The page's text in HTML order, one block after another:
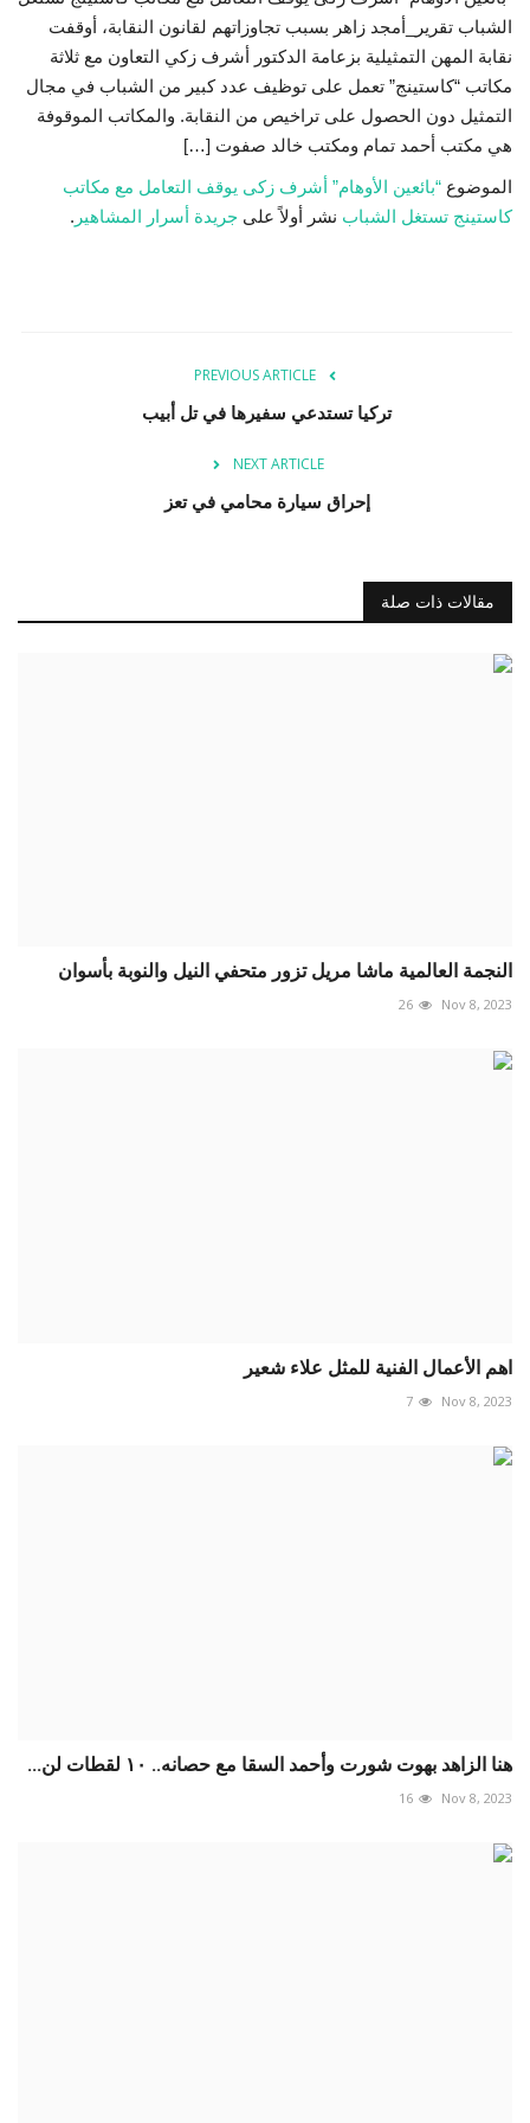
Language
English العربية
الشباب تقرير_أمجد زاهر بسبب تجاوزاتهم لقانون النقابة، أوقفت
نقابة المهن التمثيلية بزعامة الدكتور أشرف زكي التعاون مع ثلاثة
مكاتب “كاستينج” تعمل على توظيف عدد كبير من الشباب في مجال
التمثيل دون الحصول على تراخيص من النقابة. والمكاتب الموقوفة
هي مكتب أحمد تمام ومكتب خالد صفوت […]
الموضوع “بائعين الأوهام” أشرف زكى يوقف التعامل مع مكاتب
كاستينج تستغل الشباب نشر أولاً على جريدة أسرار المشاهير .
PREVIOUS ARTICLE
تركيا تستدعي سفيرها في تل أبيب
NEXT ARTICLE
إحراق سيارة محامي في تعز
مقالات ذات صلة
النجمة العالمية ماشا مريل تزور متحفي النيل والنوبة بأسوان
Nov 8, 2023
26
اهم الأعمال الفنية للمثل علاء شعير
Nov 8, 2023
7
هنا الزاهد بهوت شورت وأحمد السقا مع حصانه.. ١٠ لقطات لن...
Nov 8, 2023
16